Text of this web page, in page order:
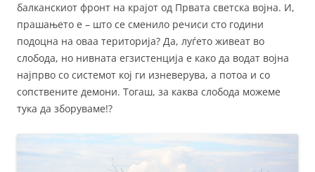
балканскиот фронт на крајот од Првата светска војна. И,
прашањето е – што се сменило речиси сто години
подоцна на оваа територија? Да, луѓето живеат во
слобода, но нивната егзистенција е како да водат војна
најпрво со системот кој ги изневерува, а потоа и со
сопствените демони. Тогаш, за каква слобода можеме
тука да зборуваме!?